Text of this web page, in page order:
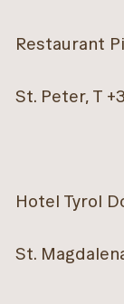
Restaurant
St. Peter, T
Hotel Tyrol
St.